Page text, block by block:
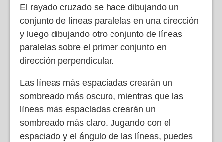
El rayado cruzado se hace dibujando un
conjunto de líneas paralelas en una dirección
y luego dibujando otro conjunto de líneas
paralelas sobre el primer conjunto en
dirección perpendicular.
Las líneas más espaciadas crearán un
sombreado más oscuro, mientras que las
líneas más espaciadas crearán un
sombreado más claro. Jugando con el
espaciado y el ángulo de las líneas, puedes